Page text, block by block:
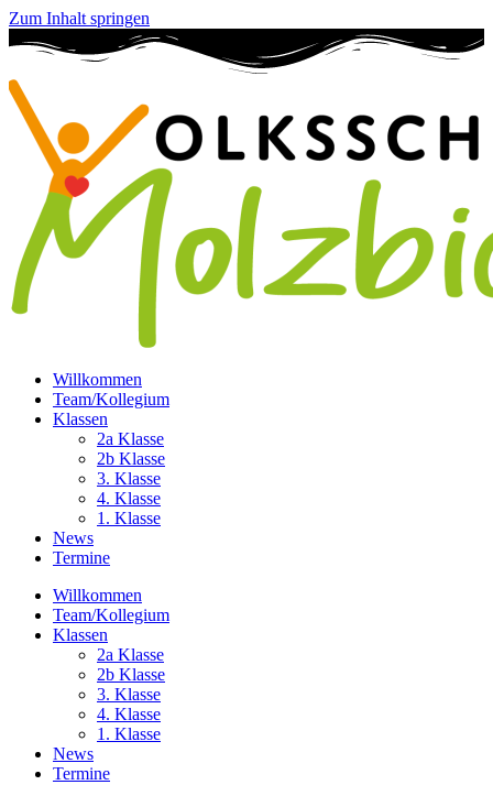
Zum Inhalt springen
Willkommen
Team/Kollegium
Klassen
2a Klasse
2b Klasse
3. Klasse
4. Klasse
1. Klasse
News
Termine
Willkommen
Team/Kollegium
Klassen
2a Klasse
2b Klasse
3. Klasse
4. Klasse
1. Klasse
News
Termine